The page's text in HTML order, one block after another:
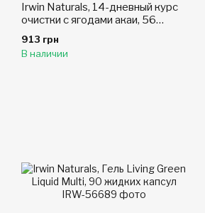
Irwin Naturals, 14-дневный курс
очистки с ягодами акаи, 56
таблеток
913 грн
В наличии